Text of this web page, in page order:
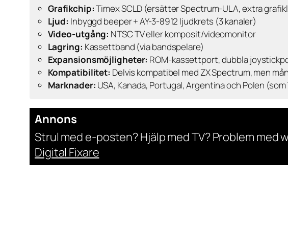
Grafikchip:Timex SCLD (ersätter Spectrum-ULA, extra
Ljud: Inbyggd beeper + AY-3-8912 ljudkrets (3 kanaler)
Video-utgång: NTSC TV eller komposit/videomonitor
Lagring: Kassettband (via bandspelare)
Expansionsmöjligheter: ROM-kassettport, dubbla
Kompatibilitet: Delvis kompatibel med ZX Spectrum, men
Marknader: USA, Kanada, Portugal, Argentina och Polen
Annons
Strul med e-posten? Hjälp med TV? Problem med
Digital Fixare